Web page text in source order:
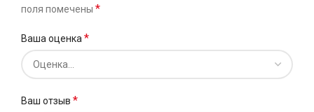
поля помечены *
Ваша оценка *
Ваш отзыв *